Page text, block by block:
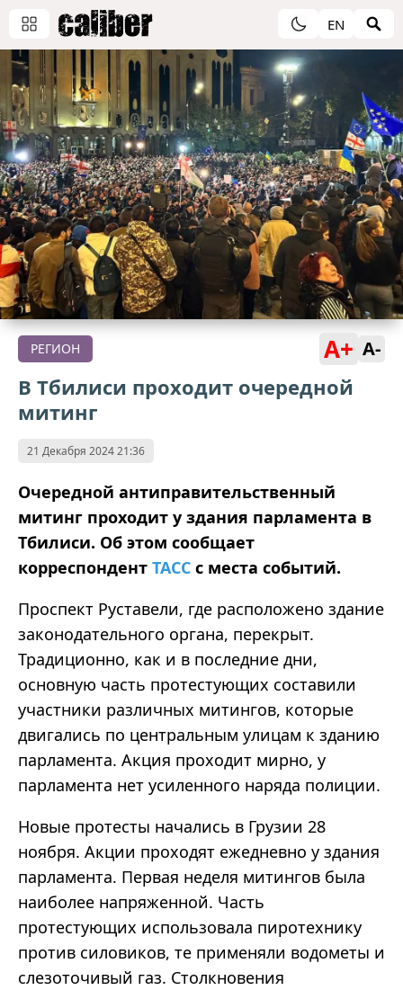
EN
РЕГИОН A+ A-
В Тбилиси проходит очередной
митинг
21 Декабря 2024 21:36
Очередной антиправительственный
митинг проходит у здания парламента в
Тбилиси. Об этом сообщает
корреспондент ТАСС с места событий.
Проспект Руставели, где расположено здание
законодательного органа, перекрыт.
Традиционно, как и в последние дни,
основную часть протестующих составили
участники различных митингов, которые
двигались по центральным улицам к зданию
парламента. Акция проходит мирно, у
парламента нет усиленного наряда полиции.
Новые протесты начались в Грузии 28
ноября. Акции проходят ежедневно у здания
парламента. Первая неделя митингов была
наиболее напряженной. Часть
протестующих использовала пиротехнику
против силовиков, те применяли водометы и
слезоточивый газ. Столкновения